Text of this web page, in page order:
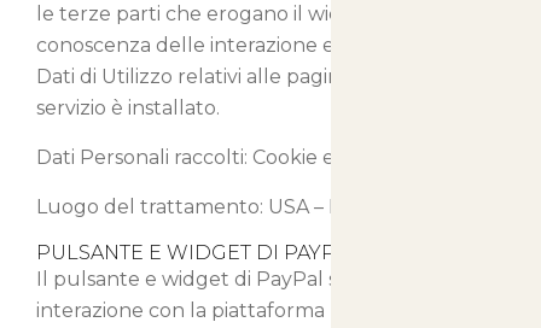
le terze parti che erogano il widget verranno a
conoscenza delle interazione effettuata e dei
Dati di Utilizzo relativi alle pagine in cui questo
servizio è installato.
Dati Personali raccolti: Cookie e Dati di Utilizzo.
Luogo del trattamento: USA – Privacy Policy
PULSANTE E WIDGET DI PAYPAL (PAYPAL)
Il pulsante e widget di PayPal sono servizi di
interazione con la piattaforma PayPal, forniti da